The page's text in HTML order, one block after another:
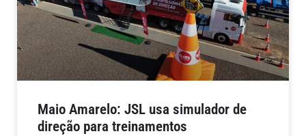
Maio Amarelo: JSL usa simulador de
direção para treinamentos